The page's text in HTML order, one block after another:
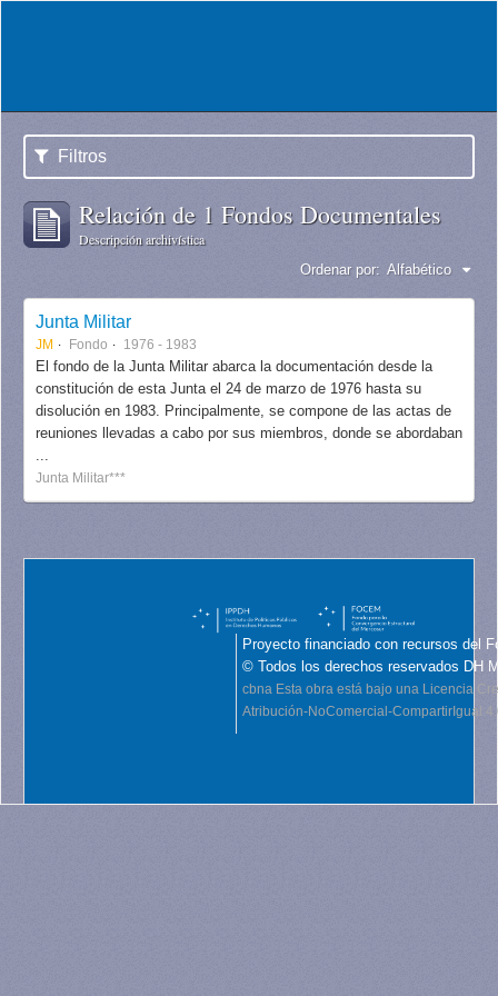
Filtros
Relación de 1 Fondos Documentales
Descripción archivística
Ordenar por: Alfabético
Junta Militar
JM Fondo 1976 - 1983
El fondo de la Junta Militar abarca la documentación desde la
constitución de esta Junta el 24 de marzo de 1976 hasta su
disolución en 1983. Principalmente, se compone de las actas de
reuniones llevadas a cabo por sus miembros, donde se abordaban
...
Junta Militar***
Proyecto financiado con recursos del
© Todos los derechos reservados DH
cbna Esta obra está bajo una Licencia
Atribución-NoComercial-CompartirIgual